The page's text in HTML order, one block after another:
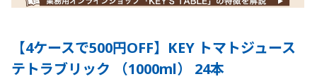
【4ケースで500円OFF】KEY トマトジュース
テトラブリック （1000ml） 24本